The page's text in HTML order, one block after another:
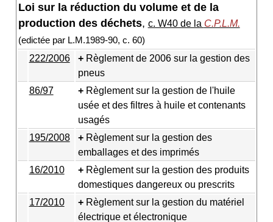
Loi sur la réduction du volume et de la
production des déchets, c. W40 de la C.P.L.M.
(edictée par L.M.1989-90, c. 60)
222/2006
Règlement de 2006 sur la gestion des
pneus
86/97
Règlement sur la gestion de l'huile
usée et des filtres à huile et contenants
usagés
195/2008
Règlement sur la gestion des
emballages et des imprimés
16/2010
Règlement sur la gestion des produits
domestiques dangereux ou prescrits
17/2010
Règlement sur la gestion du matériel
électrique et électronique